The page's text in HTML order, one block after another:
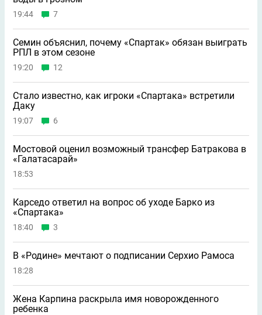
19:44 7
Семин объяснил, почему «Спартак» обязан выиграть
РПЛ в этом сезоне
19:20 12
Стало известно, как игроки «Спартака» встретили
Даку
19:07 6
Мостовой оценил возможный трансфер Батракова в
«Галатасарай»
18:53
Карседо ответил на вопрос об уходе Барко из
«Спартака»
18:40 3
В «Родине» мечтают о подписании Серхио Рамоса
18:28
Жена Карпина раскрыла имя новорождeнного
ребeнка